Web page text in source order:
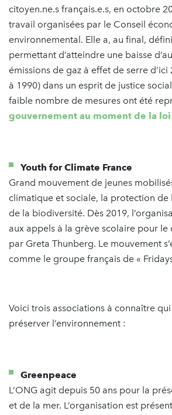
citoyen.ne.s français.e.s, en octobre
travail organisées par le Conseil
environnemental. Elle a, au final,
permettant d’atteindre une baisse
émissions de gaz à effet de serre
à 1990) dans un esprit de justice
faible nombre de mesures ont été
gouvernement au moment de la
Youth for Climate France
Grand mouvement de jeunes
climatique et sociale, la protection de
de la biodiversité. Dès 2019,
aux appels à la grève scolaire pour le
par Greta Thunberg. Le mouvement
comme le groupe français de «
Voici trois associations à connaître
préserver l’environnement :
Greenpeace
L’ONG agit depuis 50 ans pour la
et de la mer. L’organisation est